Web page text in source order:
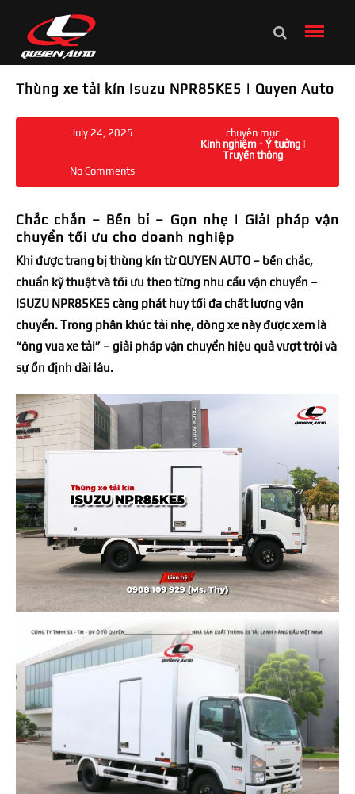
Thùng xe tải kín Isuzu NPR85KE5 | Quyen Auto
July 24, 2025
chuyên mục
Kinh nghiệm - Ý tưởng|
Truyền thông
No Comments
Chắc chắn – Bền bỉ – Gọn nhẹ | Giải pháp vận
chuyển tối ưu cho doanh nghiệp
Khi được trang bị thùng kín từ QUYEN AUTO – bền chắc,
chuẩn kỹ thuật và tối ưu theo từng nhu cầu vận chuyển –
ISUZU NPR85KE5 càng phát huy tối đa chất lượng vận
chuyển. Trong phân khúc tải nhẹ, dòng xe này được xem là
“ông vua xe tải” – giải pháp vận chuyển hiệu quả vượt trội và
sự ổn định dài lâu.